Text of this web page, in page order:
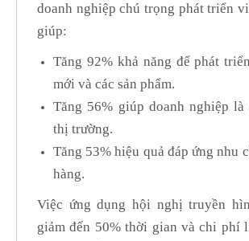
doanh nghiệp chú trọng phát triển
giúp:
Tăng 92% khả năng để phát
mới và các sản phẩm.
Tăng 56% giúp doanh nghiệp là
thị trường.
Tăng 53% hiệu quả đáp ứng nhu
hàng.
Việc ứng dụng hội nghị truyền
giảm đến 50% thời gian và chi phí